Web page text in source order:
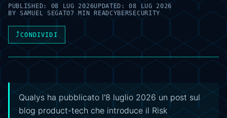
PUBLISHED: 08 LUG 2026UPDATED:08 LUG 2026
BYSAMUEL SEGATO7 MIN READCYBERSECURITY
⤴CONDIVIDI
Qualys ha pubblicato l'8 luglio 2026 un post sul
blog product-tech che introduce il Risk